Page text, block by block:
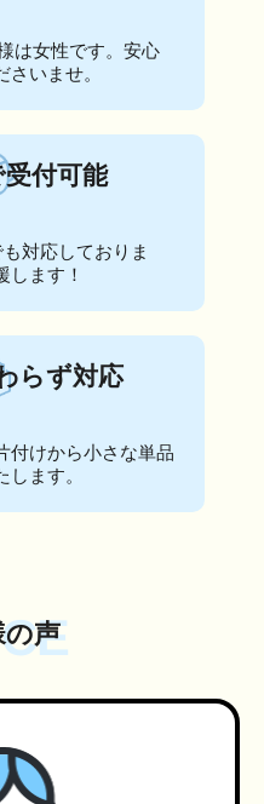
は女性です。安心
いませ。
付可能
対応しておりま
します！
らず対応
付けから小さな単品
ます。
の声